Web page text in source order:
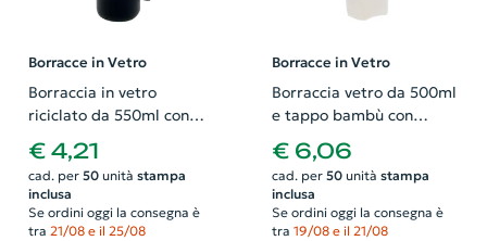
Borracce in Vetro
Borraccia in vetro
riciclato da 550ml con
coperchio in PS custodia
in neoprene RPET e
cinturino in silicone
€ 4,21
cad. per 50unità stampa
inclusa
Se ordini oggi la consegna è
tra 21/08 e il 25/08
Borracce in Vetro
Borraccia vetro da 500ml
e tappo bambù con
copertura in feltro RPET
completamente
personalizzabile
€ 6,06
cad. per 50unità stampa
inclusa
Se ordini oggi la consegna è
tra 19/08 e il 21/08